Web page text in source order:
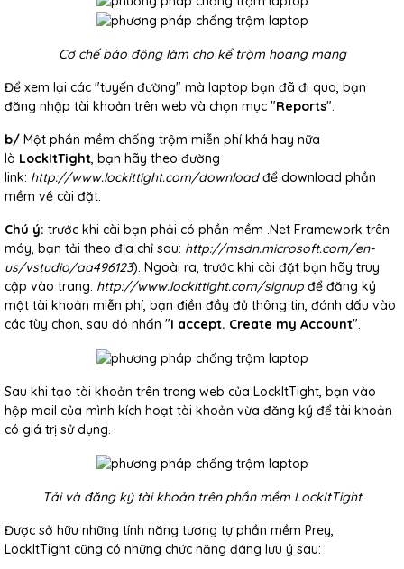
Cơ chế báo động làm cho kể trộm hoang mang
Để xem lại các "tuyến đường" mà laptop bạn đã đi qua, bạn
đăng nhập tài khoản trên web và chọn mục "Reports".
b/ Một phần mềm chống trộm miễn phí khá hay nữa
là LockItTight, bạn hãy theo đường
link: http://www.lockittight.com/downloadđể download phần
mềm về cài đặt.
Chú ý: trước khi cài bạn phải có phần mềm .Net Framework trên
máy, bạn tải theo địa chỉ sau: http://msdn.microsoft.com/en-
us/vstudio/aa496123). Ngoài ra, trước khi cài đặt bạn hãy truy
cập vào trang: http://www.lockittight.com/signup để đăng ký
một tài khoản miễn phí, bạn điền đầy đủ thông tin, đánh dấu vào
các tùy chọn, sau đó nhấn "I accept. Create my Account".
Sau khi tạo tài khoản trên trang web của LockItTight, bạn vào
hộp mail của mình kích hoạt tài khoản vừa đăng ký để tài khoản
có giá trị sử dụng.
Tải và đăng ký tài khoản trên phần mềm LockItTight
Được sở hữu những tính năng tương tự phần mềm Prey,
LockItTight cũng có những chức năng đáng lưu ý sau: